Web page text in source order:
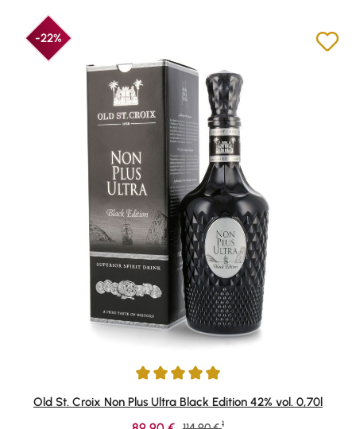
-22%
Durchschnittliche Bewertung von 4.97 von 5 Sternen
Old St. Croix Non Plus Ultra Black Edition 42% vol. 0,70l
1